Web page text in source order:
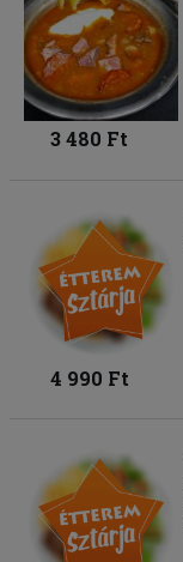
3 480 Ft
4 990 Ft